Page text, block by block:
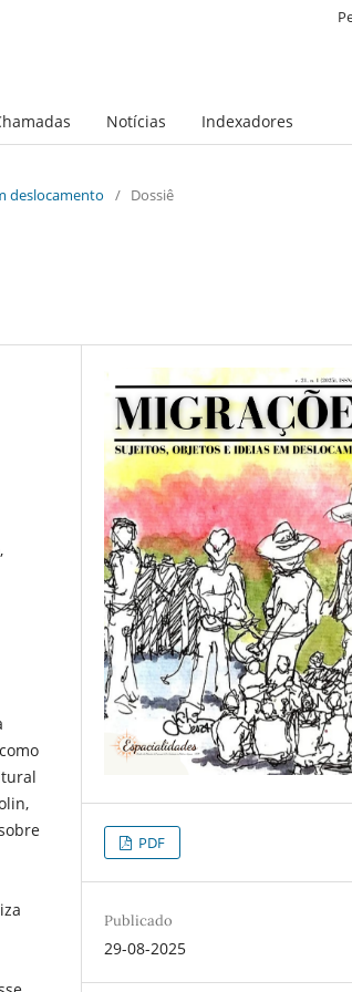
Notícias Indexadores
deslocamento / Dossiê
PDF
Publicado
29-08-2025